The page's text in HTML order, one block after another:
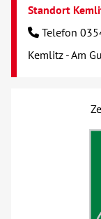
Standort
Telefon
Kemlitz - Am